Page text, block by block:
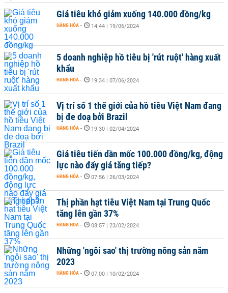
Giá tiêu khó giảm xuống 140.000 đồng/kg
HÀNG HÓA - 14:44 | 19/06/2024
5 doanh nghiệp hồ tiêu bị 'rút ruột' hàng xuất
khẩu
HÀNG HÓA - 19:34 | 07/06/2024
Vị trí số 1 thế giới của hồ tiêu Việt Nam đang
bị đe doạ bởi Brazil
HÀNG HÓA - 19:30 | 02/04/2024
Giá tiêu tiến dần mốc 100.000 đồng/kg, động
lực nào đẩy giá tăng tiếp?
HÀNG HÓA - 07:56 | 26/03/2024
Thị phần hạt tiêu Việt Nam tại Trung Quốc
tăng lên gần 37%
HÀNG HÓA - 08:57 | 23/02/2024
Những 'ngôi sao' thị trường nông sản năm
2023
HÀNG HÓA - 07:00 | 10/02/2024